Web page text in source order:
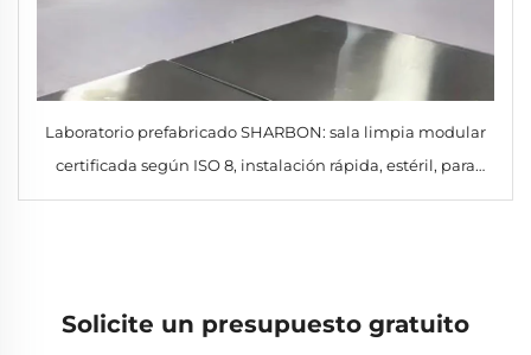
Laboratorio prefabricado SHARBON: sala limpia modular
certificada según ISO 8, instalación rápida, estéril, para
investigación científica
Solicite un presupuesto gratuito